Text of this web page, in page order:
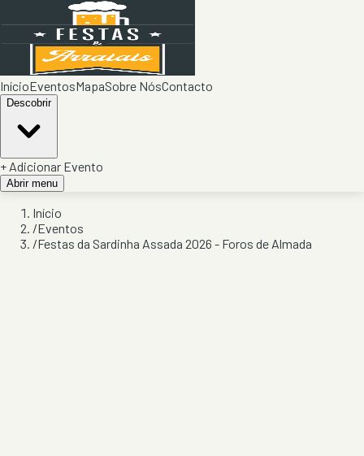
InícioEventosMapaSobre NósContacto
Descobrir
+ Adicionar Evento
Abrir menu
Início
/Eventos
/Festas da Sardinha Assada 2026 - Foros de Almada